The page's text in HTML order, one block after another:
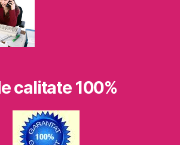
calitate 100%